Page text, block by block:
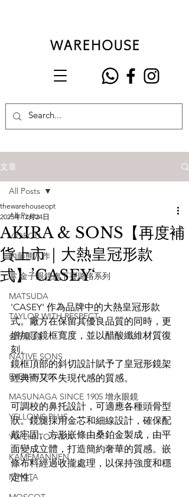
文章
All Posts
VIOROU
內藤熊八作
掌 金子眼鏡旗下賽璐珞系列
MATSUDA
TAYLOR WITH RESPECT
金子眼鏡
NATIVE SONS
EYEVAN7285
MASUNAGA SINCE 1905 增永眼鏡
YELLOWS PLUS
YUICHI TOYAMA
KAMEMANNEN
MYKITA
All Posts
AKIRA & SONS【再度補
貨上市｜大熱皇冠形款
式】’CASEY‘
thewarehouseopt
2025年12月24日
'CASEY' 作為品牌中的大熱皇冠形款
式。廠方在保留其優良品質的同時，更
增加了鏡框寬度，並以醋酸纖維材質復
刻。
鏡框頂部的斜切設計賦予了皇冠形鏡架
經典而又不失現代感的質感。
可調校的鼻托設計，可適應各種頭骨型
狀。鏡腿採用金芯和細線設計，確保配
戴牢固。方形嵌條由桑鉑金製成，由平
面變成立體，打造簡約奢華的質感。嵌
條布料經過收攏處理，以保持強度和穩
定性。